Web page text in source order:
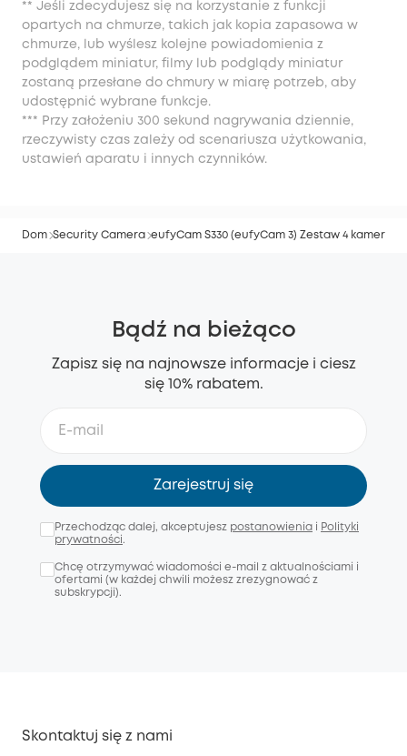
** Jeśli zdecydujesz się na korzystanie z funkcji
opartych na chmurze, takich jak kopia zapasowa w
chmurze, lub wyślesz kolejne powiadomienia z
podglądem miniatur, filmy lub podglądy miniatur
zostaną przesłane do chmury w miarę potrzeb, aby
udostępnić wybrane funkcje.
*** Przy założeniu 300 sekund nagrywania dziennie,
rzeczywisty czas zależy od scenariusza użytkowania,
ustawień aparatu i innych czynników.
Dom Security Camera eufyCam S330 (eufyCam 3) Zestaw 4 kamer
Bądź na bieżąco
Zapisz się na najnowsze informacje i ciesz
się 10% rabatem.
Zarejestruj się
Przechodząc dalej, akceptujesz postanowienia i Polityki
prywatności.
Chcę otrzymywać wiadomości e-mail z aktualnościami i
ofertami (w każdej chwili możesz zrezygnować z
subskrypcji).
Skontaktuj się z nami